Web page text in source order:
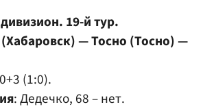
19-й тур.
— Тосно (Тосно) —
(1:0).
: Дедечко, 68 – нет.